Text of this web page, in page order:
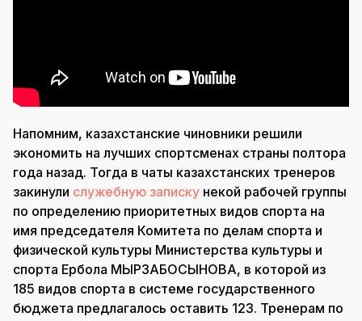
Напомним, казахстанские чиновники решили
экономить на лучших спортсменах страны полтора
года назад. Тогда в чаты казахстанских тренеров
закинули служебную записку некой рабочей группы
по определению приоритетных видов спорта на
имя председателя Комитета по делам спорта и
физической культуры Министерства культуры и
спорта Ербола МЫРЗАБОСЫНОВА, в которой из
185 видов спорта в системе государственного
бюджета предлагалось оставить 123. Тренерам по